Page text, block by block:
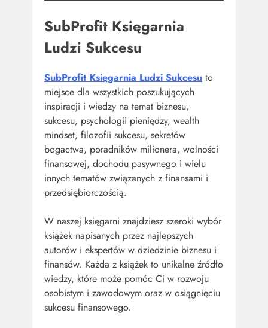
SubProfit Księgarnia
Ludzi Sukcesu
SubProfit Księgarnia Ludzi Sukcesu to
miejsce dla wszystkich poszukujących
inspiracji i wiedzy na temat biznesu,
sukcesu, psychologii pieniędzy, wealth
mindset, filozofii sukcesu, sekretów
bogactwa, poradników milionera, wolności
finansowej, dochodu pasywnego i wielu
innych tematów związanych z finansami i
przedsiębiorczością.
W naszej księgarni znajdziesz szeroki wybór
książek napisanych przez najlepszych
autorów i ekspertów w dziedzinie biznesu i
finansów. Każda z książek to unikalne źródło
wiedzy, które może pomóc Ci w rozwoju
osobistym i zawodowym oraz w osiągnięciu
sukcesu finansowego.